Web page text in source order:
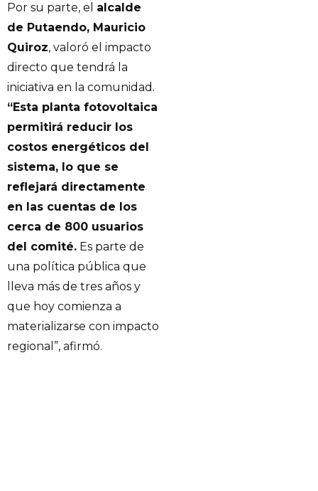
Por su parte, el alcalde
de Putaendo, Mauricio
Quiroz, valoró el impacto
directo que tendrá la
iniciativa en la comunidad.
“Esta planta fotovoltaica
permitirá reducir los
costos energéticos del
sistema, lo que se
reflejará directamente
en las cuentas de los
cerca de 800 usuarios
del comité. Es parte de
una política pública que
lleva más de tres años y
que hoy comienza a
materializarse con impacto
regional”, afirmó.